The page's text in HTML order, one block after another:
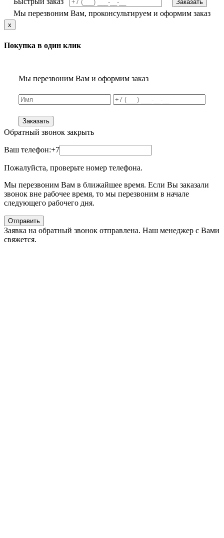
Заказать
Мы перезвоним Вам, проконсультируем и оформим заказ
x
Покупка в один клик
Мы перезвоним Вам и оформим заказ
Заказать
Обратный звонок закрыть
Ваш телефон:+7
Пожалуйста, проверьте номер телефона.
Мы перезвоним Вам в ближайшее время. Если Вы заказали
звонок вне рабочее время, то мы перезвоним в начале
следующего рабочего дня.
Отправить
Заявка на обратный звонок отправлена. Наш менеджер с Вами
свяжется.